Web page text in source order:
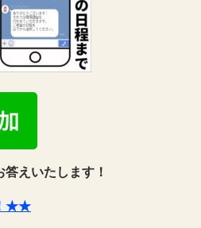
えいたします！
★★